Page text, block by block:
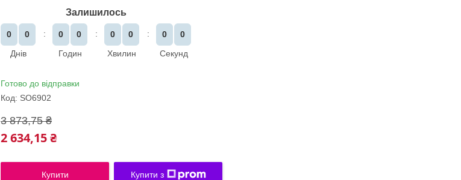
Залишилось
0
0
Днів
0
0
Годин
0
0
Хвилин
0
0
Секунд
Готово до відправки
Код: SO6902
3 873,75 ₴
2 634,15 ₴
Купити Купити з